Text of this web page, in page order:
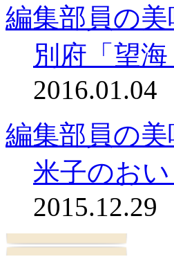
編集部員の
別府「望
2016.01.04
編集部員の
米子のお
2015.12.29